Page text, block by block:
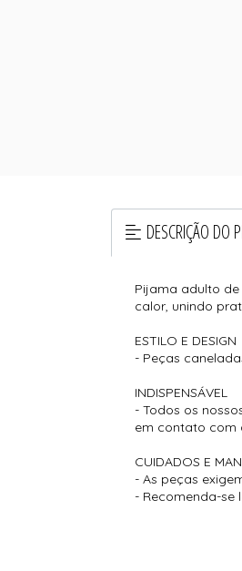
DESCRIÇÃO DO
Pijama adulto
calor, unindo
ESTILO E DESIGN
- Peças
INDISPENSÁVEL
- Todos os
em contato com
CUIDADOS E
- As peças
- Recomenda-se